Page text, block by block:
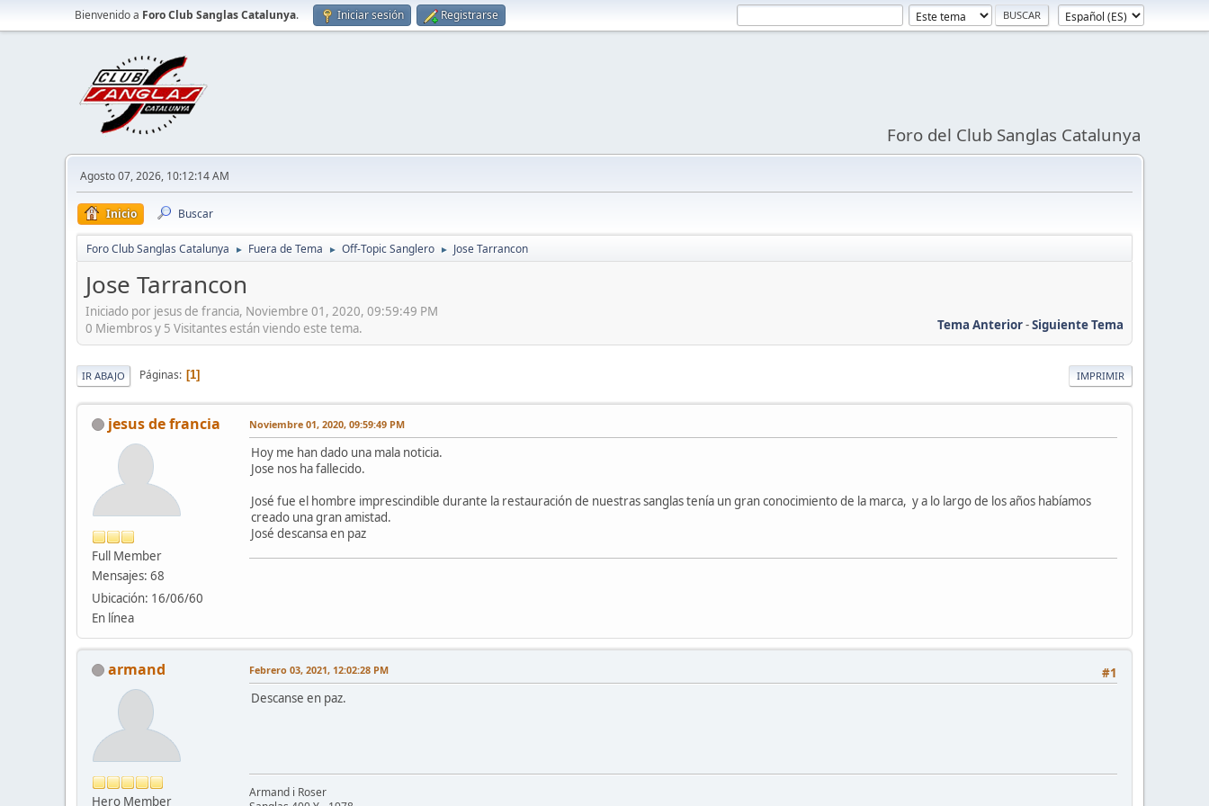
Bienvenido a Foro Club Sanglas Catalunya. Iniciar sesión Registrarse
Foro del Club Sanglas Catalunya
Agosto 07, 2026, 10:12:14 AM
Inicio Buscar
Foro Club Sanglas Catalunya ► Fuera de Tema ► Off-Topic Sanglero ► Jose Tarrancon
Jose Tarrancon
Iniciado por jesus de francia, Noviembre 01, 2020, 09:59:49 PM
Tema Anterior-Siguiente Tema
0 Miembros y 5 Visitantes están viendo este tema.
IMPRIMIR
IR ABAJO Páginas 1
jesus de francia
Full Member
Mensajes: 68
Ubicación: 16/06/60
En línea
Noviembre 01, 2020, 09:59:49 PM
Hoy me han dado una mala noticia.
Jose nos ha fallecido.
José fue el hombre imprescindible durante la restauración de nuestras sanglas tenía un gran conocimiento de la marca, y a lo largo de los años habíamos
creado una gran amistad.
José descansa en paz
armand
Hero Member
#1
Febrero 03, 2021, 12:02:28 PM
Descanse en paz.
Armand i Roser